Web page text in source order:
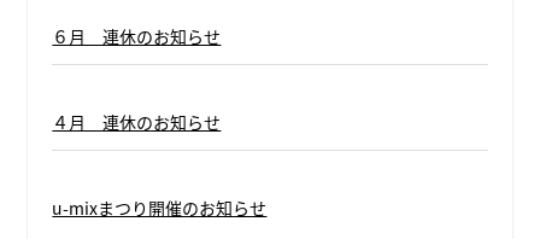
６月 連休のお知らせ
４月 連休のお知らせ
u-mixまつり開催のお知らせ